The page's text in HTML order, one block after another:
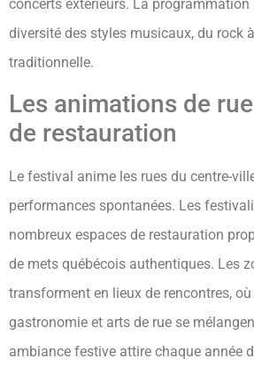
concerts extérieurs. La
diversité des styles musicaux, du rock
traditionnelle.
Les animations de
de restauration
Le festival anime les rues du centre-
performances spontanées. Les
nombreux espaces de restauration
de mets québécois authentiques. Les
transforment en lieux de rencontres,
gastronomie et arts de rue se
ambiance festive attire chaque année